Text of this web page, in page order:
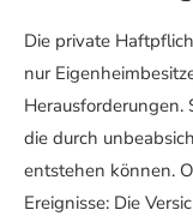
Die private
nur
Herausforderungen.
die durch
entstehen können.
Ereignisse: Die